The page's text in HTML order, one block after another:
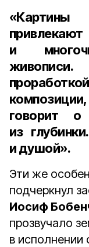
«Картины
и
говорит о
из
и душой».
Эти же
подчеркнул
Иосиф
прозвучало
в исполнении